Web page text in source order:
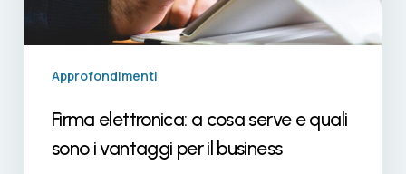
vantaggi
Approfondimenti
Firma elettronica: a cosa serve e quali
sono i vantaggi per il business